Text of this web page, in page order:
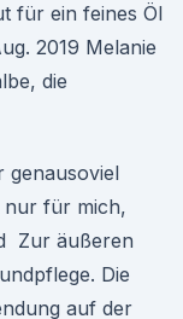
für ein feines Öl
2019 Melanie
die
genausoviel
nur für mich,
Zur äußeren
Die
auf der